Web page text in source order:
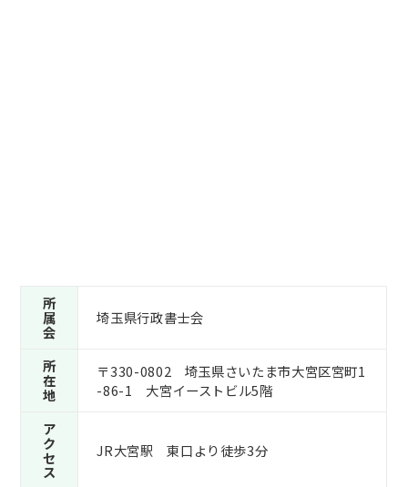
所
属
会
埼玉県行政書士会
所
在
地
〒330-0802 埼玉県さいたま市大宮区宮町1
-86-1 大宮イーストビル5階
ア
ク
セ
ス
JR大宮駅 東口より徒歩3分